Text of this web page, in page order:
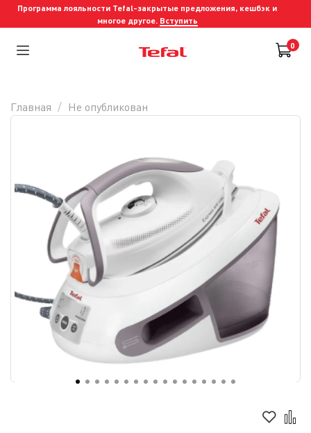
Программа лояльности Tefal-закрытые предложения, кешбэк и
многое другое. Вступить
0
Главная Не опубликован